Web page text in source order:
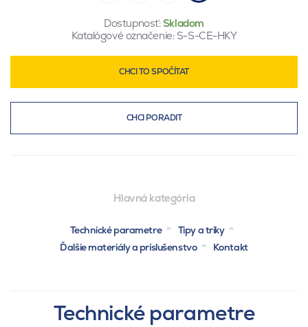
Dostupnosť:Skladom
Katalógové označenie: S-S-CE-HKY
CHCI TO SPOČÍTAT
CHCI PORADIT
Hlavná kategória
Technické parametre
Tipy a triky
Ďalšie materiály a príslušenstvo
Kontakt
Technické parametre